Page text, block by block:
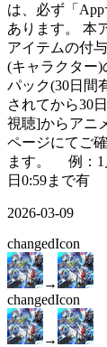
は、必ず「
あります。 本
アイテムの付
(キャラクター
パック(30日間
されてから30
視聴]からアニ
ページにてご
ます。 例：1
日0:59まで有
2026-03-09
changedIcon
→
changedIcon
→